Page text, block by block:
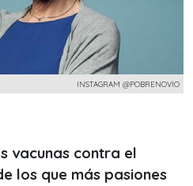
INSTAGRAM @POBRENOVIO
vacunas contra el
los que más pasiones